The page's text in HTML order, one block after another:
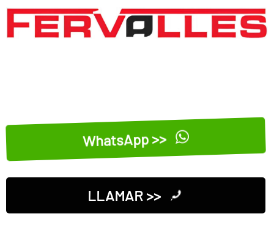
WhatsApp >>
LLAMAR >>